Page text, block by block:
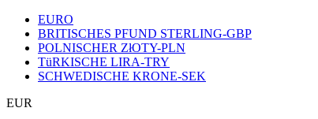
EURO
BRITISCHES PFUND STERLING-GBP
POLNISCHER ZłOTY-PLN
TüRKISCHE LIRA-TRY
SCHWEDISCHE KRONE-SEK
EUR